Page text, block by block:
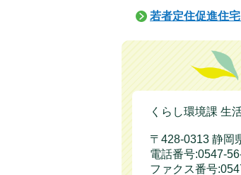
若者定住促進住
くらし環境課 生
〒428-0313 静岡
電話番号:0547-
ファクス番号